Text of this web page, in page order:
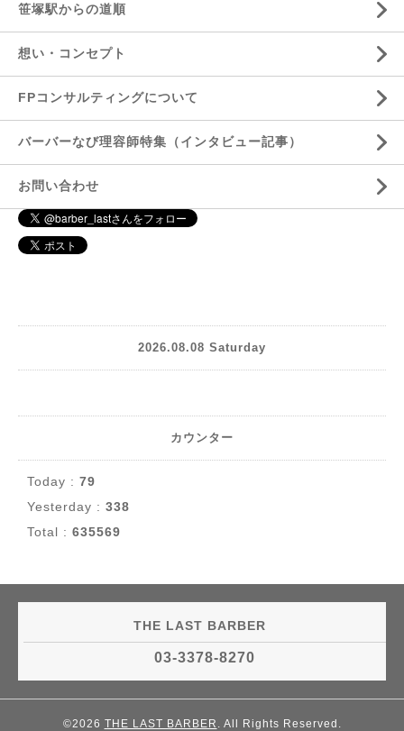
笹塚駅からの道順
想い・コンセプト
FPコンサルティングについて
バーバーなび理容師特集（インタビュー記事）
お問い合わせ
2026.08.08 Saturday
カウンター
Today : 79
Yesterday : 338
Total : 635569
THE LAST BARBER
03-3378-8270
©2026 THE LAST BARBER . All Rights Reserved.